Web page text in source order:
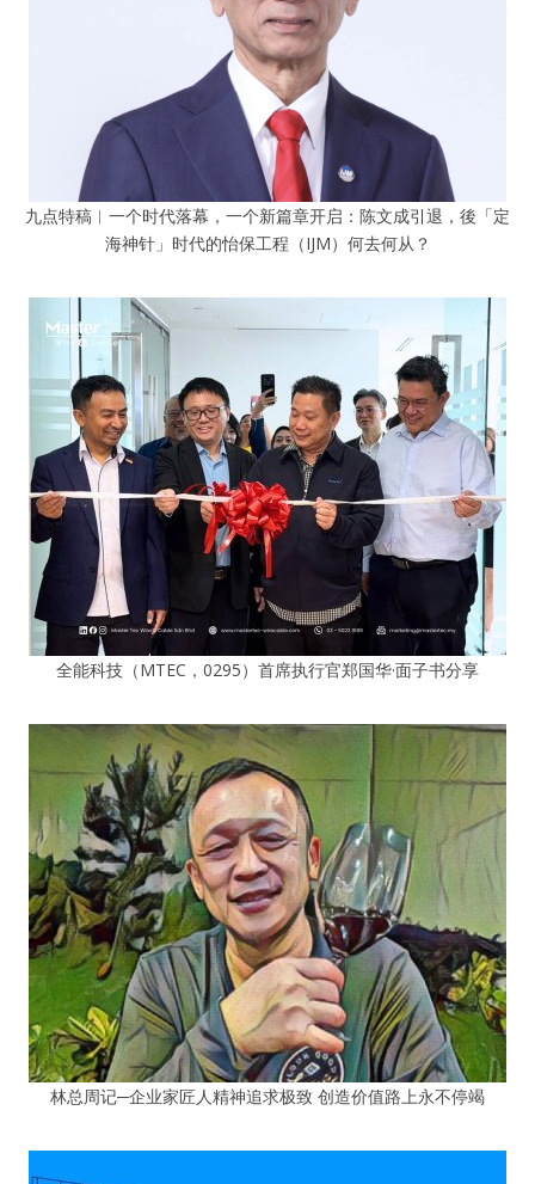
九点特稿︱一个时代落幕，一个新篇章开启：陈文成引退，後「定
海神针」时代的怡保工程（IJM）何去何从？
全能科技（MTEC，0295）首席执行官郑国华·面子书分享
林总周记─企业家匠人精神追求极致 创造价值路上永不停竭